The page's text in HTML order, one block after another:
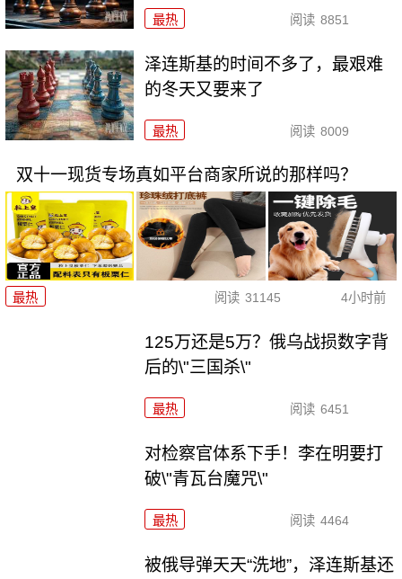
最热 阅读 8851
泽连斯基的时间不多了，最艰难
的冬天又要来了
最热 阅读 8009
双十一现货专场真如平台商家所说的那样吗？
最热 阅读 31145 4小时前
125万还是5万？俄乌战损数字背
后的\"三国杀\"
最热 阅读 6451
对检察官体系下手！李在明要打
破\"青瓦台魔咒\"
最热 阅读 4464
被俄导弹天天“洗地”，泽连斯基还